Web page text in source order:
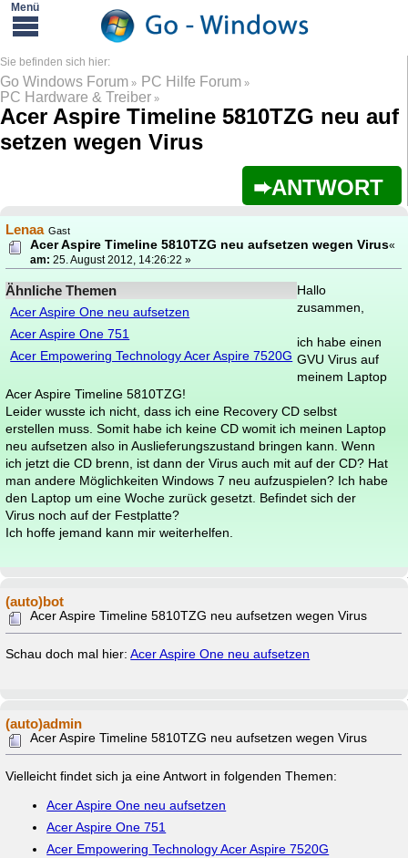
Go Windows Forum » PC Hilfe Forum »
PC Hardware & Treiber »
Acer Aspire Timeline 5810TZG neu auf
setzen wegen Virus
ANTWORT
Lenaa Gast
Acer Aspire Timeline 5810TZG neu aufsetzen wegen Virus«
am: 25. August 2012, 14:26:22 »
Ähnliche Themen
Acer Aspire One neu aufsetzen
Acer Aspire One 751
Acer Empowering Technology Acer Aspire 7520G
Hallo
zusammen,
ich habe einen
GVU Virus auf
meinem Laptop
Acer Aspire Timeline 5810TZG!
Leider wusste ich nicht, dass ich eine Recovery CD selbst
erstellen muss. Somit habe ich keine CD womit ich meinen Laptop
neu aufsetzen also in Auslieferungszustand bringen kann. Wenn
ich jetzt die CD brenn, ist dann der Virus auch mit auf der CD? Hat
man andere Möglichkeiten Windows 7 neu aufzuspielen? Ich habe
den Laptop um eine Woche zurück gesetzt. Befindet sich der
Virus noch auf der Festplatte?
Ich hoffe jemand kann mir weiterhelfen.
(auto)bot
Acer Aspire Timeline 5810TZG neu aufsetzen wegen Virus
Schau doch mal hier:Acer Aspire One neu aufsetzen
(auto)admin
Acer Aspire Timeline 5810TZG neu aufsetzen wegen Virus
Vielleicht findet sich ja eine Antwort in folgenden Themen:
Acer Aspire One neu aufsetzen
Acer Aspire One 751
Acer Empowering Technology Acer Aspire 7520G